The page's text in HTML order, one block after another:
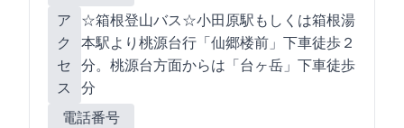
ア
ク
セ
ス
☆箱根登山バス☆小田原駅もしくは箱根湯
本駅より桃源台行「仙郷楼前」下車徒歩２
分。桃源台方面からは「台ヶ岳」下車徒歩2
分
電話番号